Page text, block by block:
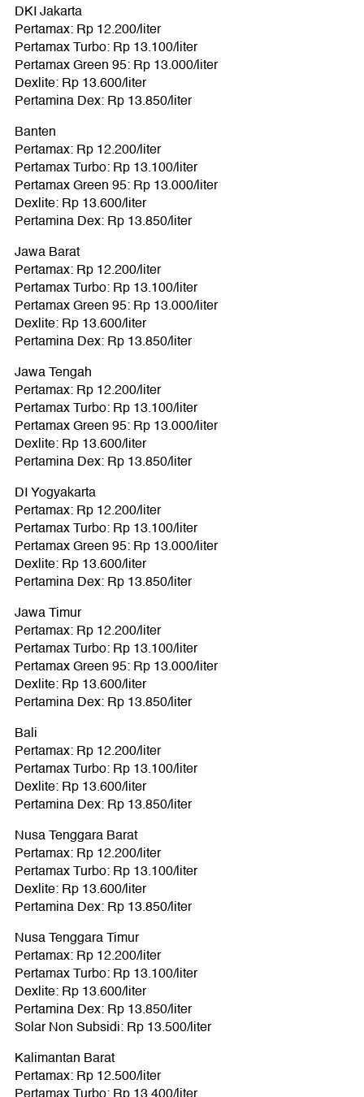
DKI Jakarta
Pertamax: Rp 12.200/liter
Pertamax Turbo: Rp 13.100/liter
Pertamax Green 95: Rp 13.000/liter
Dexlite: Rp 13.600/liter
Pertamina Dex: Rp 13.850/liter
Banten
Pertamax: Rp 12.200/liter
Pertamax Turbo: Rp 13.100/liter
Pertamax Green 95: Rp 13.000/liter
Dexlite: Rp 13.600/liter
Pertamina Dex: Rp 13.850/liter
Jawa Barat
Pertamax: Rp 12.200/liter
Pertamax Turbo: Rp 13.100/liter
Pertamax Green 95: Rp 13.000/liter
Dexlite: Rp 13.600/liter
Pertamina Dex: Rp 13.850/liter
Jawa Tengah
Pertamax: Rp 12.200/liter
Pertamax Turbo: Rp 13.100/liter
Pertamax Green 95: Rp 13.000/liter
Dexlite: Rp 13.600/liter
Pertamina Dex: Rp 13.850/liter
DI Yogyakarta
Pertamax: Rp 12.200/liter
Pertamax Turbo: Rp 13.100/liter
Pertamax Green 95: Rp 13.000/liter
Dexlite: Rp 13.600/liter
Pertamina Dex: Rp 13.850/liter
Jawa Timur
Pertamax: Rp 12.200/liter
Pertamax Turbo: Rp 13.100/liter
Pertamax Green 95: Rp 13.000/liter
Dexlite: Rp 13.600/liter
Pertamina Dex: Rp 13.850/liter
Bali
Pertamax: Rp 12.200/liter
Pertamax Turbo: Rp 13.100/liter
Dexlite: Rp 13.600/liter
Pertamina Dex: Rp 13.850/liter
Nusa Tenggara Barat
Pertamax: Rp 12.200/liter
Pertamax Turbo: Rp 13.100/liter
Dexlite: Rp 13.600/liter
Pertamina Dex: Rp 13.850/liter
Nusa Tenggara Timur
Pertamax: Rp 12.200/liter
Pertamax Turbo: Rp 13.100/liter
Dexlite: Rp 13.600/liter
Pertamina Dex: Rp 13.850/liter
Solar Non Subsidi: Rp 13.500/liter
Kalimantan Barat
Pertamax: Rp 12.500/liter